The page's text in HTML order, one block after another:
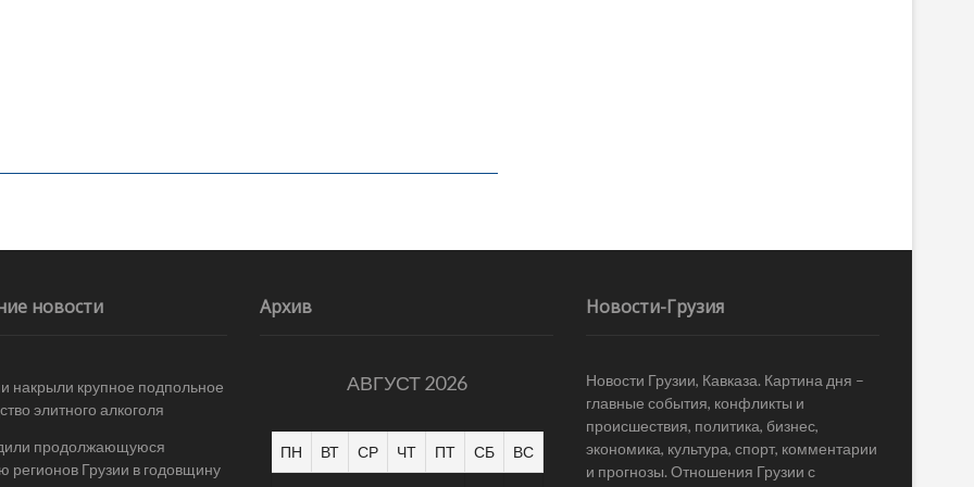
новости
накрыли крупное подпольное
элитного алкоголя
продолжающуюся
регионов Грузии в годовщину
Архив
АВГУСТ 2026
ПН ВТ СР ЧТ ПТ СБ ВС
Новости-Грузия
Новости Грузии, Кавказа. Картина дня –
главные события, конфликты и
происшествия, политика, бизнес,
экономика, культура, спорт, комментарии
и прогнозы. Отношения Грузии с